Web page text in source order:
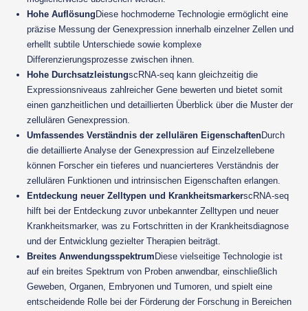
Hohe Auflösung Diese hochmoderne Technologie ermöglicht eine
präzise Messung der Genexpression innerhalb einzelner Zellen und
erhellt subtile Unterschiede sowie komplexe
Differenzierungsprozesse zwischen ihnen.
Hohe DurchsatzleistungscRNA-seq kann gleichzeitig die
Expressionsniveaus zahlreicher Gene bewerten und bietet somit
einen ganzheitlichen und detaillierten Überblick über die Muster der
zellulären Genexpression.
Umfassendes Verständnis der zellulären EigenschaftenDurch
die detaillierte Analyse der Genexpression auf Einzelzellebene
können Forscher ein tieferes und nuancierteres Verständnis der
zellulären Funktionen und intrinsischen Eigenschaften erlangen.
Entdeckung neuer Zelltypen und KrankheitsmarkerscRNA-seq
hilft bei der Entdeckung zuvor unbekannter Zelltypen und neuer
Krankheitsmarker, was zu Fortschritten in der Krankheitsdiagnose
und der Entwicklung gezielter Therapien beiträgt.
Breites Anwendungsspektrum Diese vielseitige Technologie ist
auf ein breites Spektrum von Proben anwendbar, einschließlich
Geweben, Organen, Embryonen und Tumoren, und spielt eine
entscheidende Rolle bei der Förderung der Forschung in Bereichen